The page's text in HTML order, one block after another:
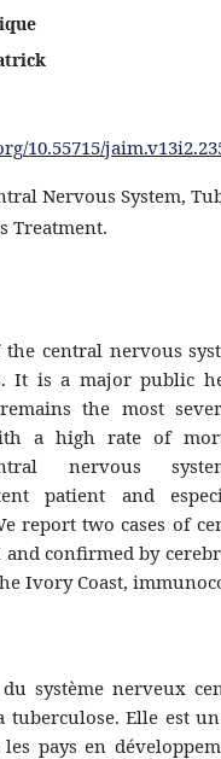
10.55715/
Nervous System,
Treatment.
central nervous
It is a major public
the most
a high rate of
nervous
patient and
report two cases of
and confirmed by
Ivory Coast,
système nerveux
tuberculose. Elle est
pays en